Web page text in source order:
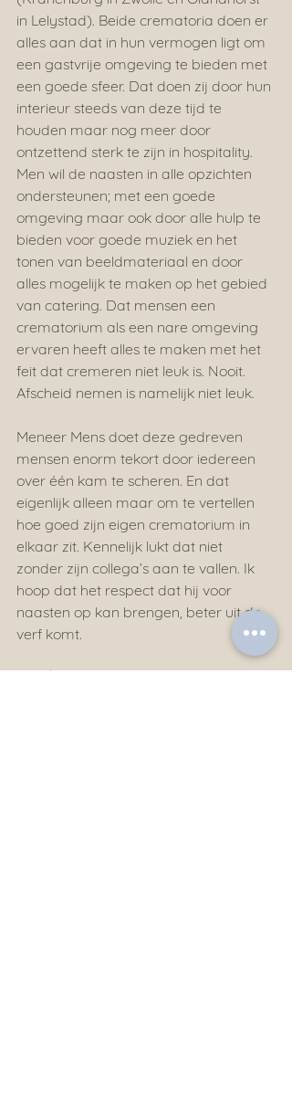
in Lelystad). Beide crematoria doen er
alles aan dat in hun vermogen ligt om
een gastvrije omgeving te bieden met
een goede sfeer. Dat doen zij door hun
interieur steeds van deze tijd te
houden maar nog meer door
ontzettend sterk te zijn in hospitality.
Men wil de naasten in alle opzichten
ondersteunen; met een goede
omgeving maar ook door alle hulp te
bieden voor goede muziek en het
tonen van beeldmateriaal en door
alles mogelijk te maken op het gebied
van catering. Dat mensen een
crematorium als een nare omgeving
ervaren heeft alles te maken met het
feit dat cremeren niet leuk is. Nooit.
Afscheid nemen is namelijk niet leuk.
Meneer Mens doet deze gedreven
mensen enorm tekort door iedereen
over één kam te scheren. En dat
eigenlijk alleen maar om te vertellen
hoe goed zijn eigen crematorium in
elkaar zit. Kennelijk lukt dat niet
zonder zijn collega’s aan te vallen. Ik
hoop dat het respect dat hij voor
naasten op kan brengen, beter uit de
verf komt.